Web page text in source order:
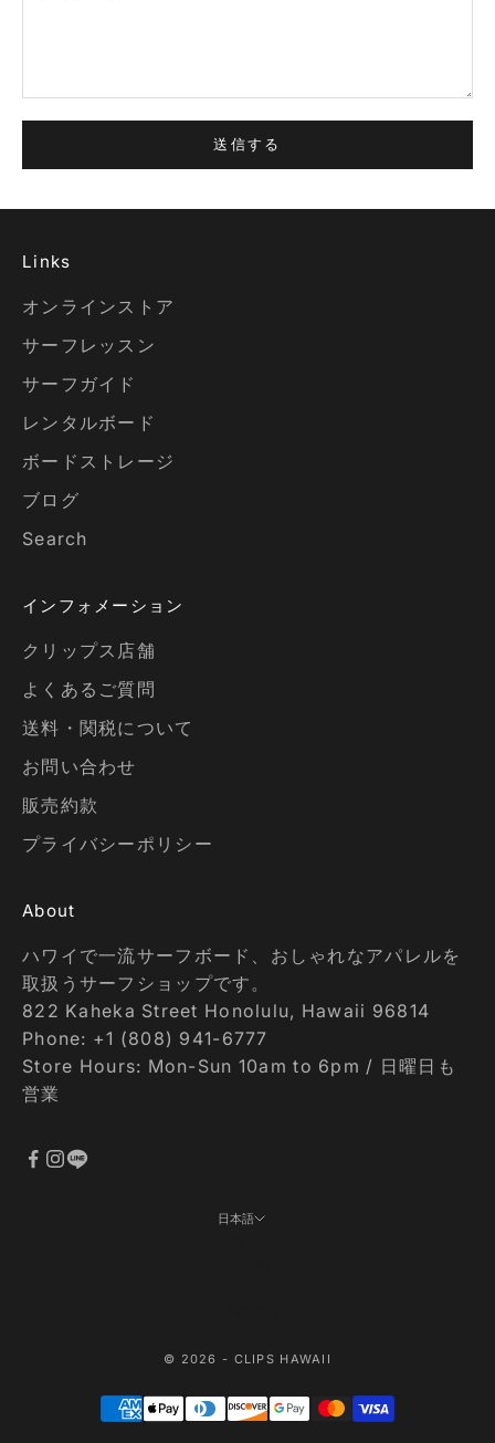
送信する
Links
オンラインストア
サーフレッスン
サーフガイド
レンタルボード
ボードストレージ
ブログ
Search
インフォメーション
クリップス店舗
よくあるご質問
送料・関税について
お問い合わせ
販売約款
プライバシーポリシー
About
ハワイで一流サーフボード、おしゃれなアパレルを
取扱うサーフショップです。
822 Kaheka Street Honolulu, Hawaii 96814
Phone: +1 (808) 941-6777
Store Hours: Mon-Sun 10am to 6pm / 日曜日も
営業
日本語
© 2026 - CLIPS HAWAII